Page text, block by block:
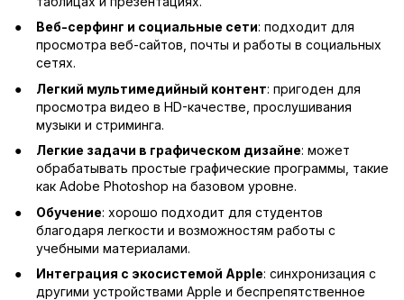
Веб-серфинг и социальные сети: подходит для
просмотра веб-сайтов, почты и работы в социальных
сетях.
Легкий мультимедийный контент: пригоден для
просмотра видео в HD-качестве, прослушивания
музыки и стриминга.
Легкие задачи в графическом дизайне: может
обрабатывать простые графические программы, такие
как Adobe Photoshop на базовом уровне.
Обучение: хорошо подходит для студентов
благодаря легкости и возможностям работы с
учебными материалами.
Интеграция с экосистемой Apple: синхронизация с
другими устройствами Apple и беспрепятственное